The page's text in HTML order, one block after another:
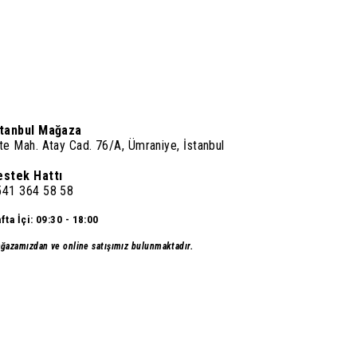
Mağaza
Mah. Atay Cad. 76/A, Ümraniye, İstanbul
Hattı
364 58 58
İçi: 09:30 - 18:00
ve online satışımız bulunmaktadır.